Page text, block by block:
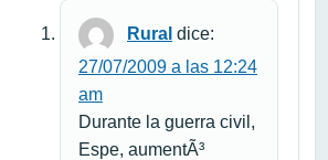
Rural dice:
27/07/2009 a las 12:24
am
Durante la guerra civil,
Espe, aumentÃ³